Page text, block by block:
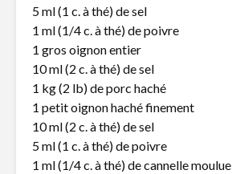
5 ml (1 c. à thé) de sel
1 ml (1/4 c. à thé) de poivre
1 gros oignon entier
10 ml (2 c. à thé) de sel
1 kg (2 lb) de porc haché
1 petit oignon haché finement
10 ml (2 c. à thé) de sel
5 ml (1 c. à thé) de poivre
1 ml (1/4 c. à thé) de cannelle moulue